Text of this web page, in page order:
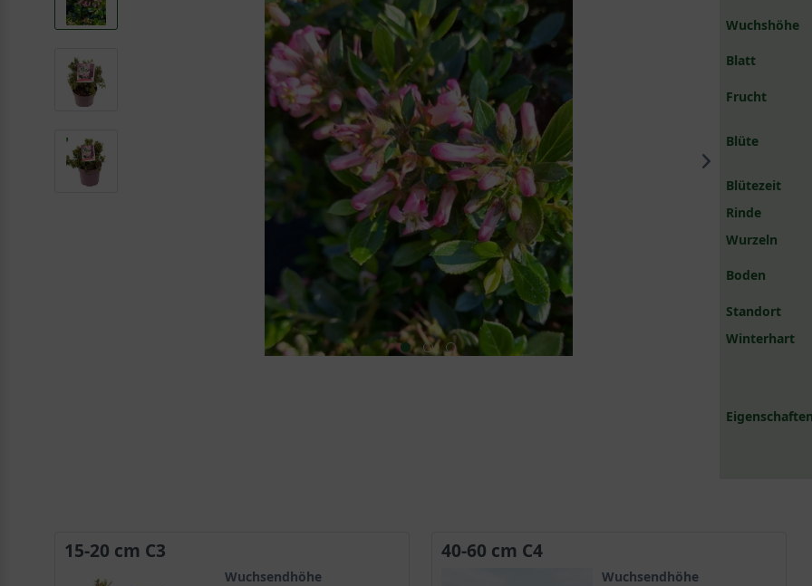
Wuchshöhe
Blatt
Frucht
Blüte
Blütezeit
Rinde
Wurzeln
Boden
Standort
Winterhart
15-20 cm C3
Wuchsendhöhe
40-60 cm C4
Wuchsendhöhe